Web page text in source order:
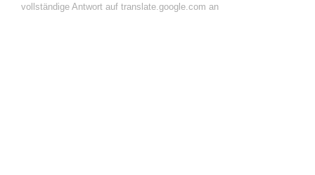
vollständige Antwort auf translate.google.com an